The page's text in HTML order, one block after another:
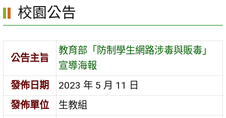
區
校園公告
公告主旨
教育部「防制學生網路涉毒與販毒」
宣導海報
發佈日期
2023 年 5 月 11 日
發佈單位
生教組